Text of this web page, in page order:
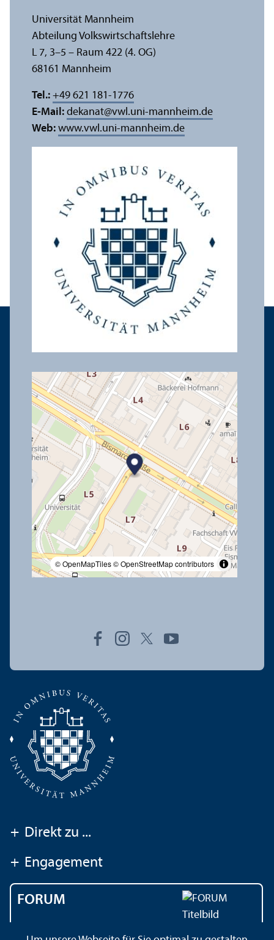
© OpenMapTiles© OpenStreetMap contributors
Universität Mannheim
Abteilung Volkswirtschafts­lehre
L 7, 3–5 – Raum 422 (4. OG)
68161 Mannheim
Tel.: +49 621 181-1776
E-Mail: dekanat@vwl.uni-mannheim.de
Web: www.vwl.uni-mannheim.de
+ Direkt zu ...
+ Engagement
FORUM